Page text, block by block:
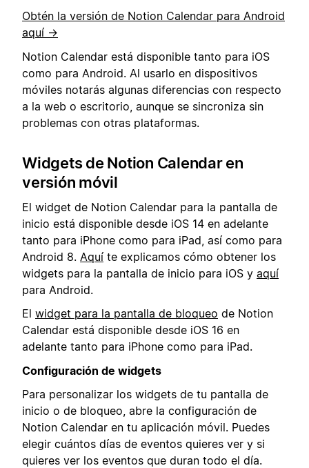
Obtén la versión de Notion Calendar para Android
aquí →
Notion Calendar está disponible tanto para iOS
como para Android. Al usarlo en dispositivos
móviles notarás algunas diferencias con respecto
a la web o escritorio, aunque se sincroniza sin
problemas con otras plataformas.
Widgets de Notion Calendar en
versión móvil
El widget de Notion Calendar para la pantalla de
inicio está disponible desde iOS 14 en adelante
tanto para iPhone como para iPad, así como para
Android 8. Aquí te explicamos cómo obtener los
widgets para la pantalla de inicio para iOS y aquí
para Android.
El widget para la pantalla de bloqueo de Notion
Calendar está disponible desde iOS 16 en
adelante tanto para iPhone como para iPad.
Configuración de widgets
Para personalizar los widgets de tu pantalla de
inicio o de bloqueo, abre la configuración de
Notion Calendar en tu aplicación móvil. Puedes
elegir cuántos días de eventos quieres ver y si
quieres ver los eventos que duran todo el día.